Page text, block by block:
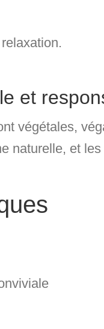
.
et
végétales,
naturelle, et